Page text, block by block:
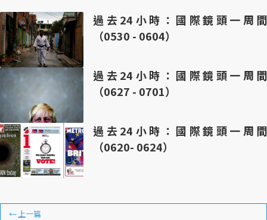
過去24小時：國際鏡頭一周間
（0530 - 0604）
過去24小時：國際鏡頭一周間
（0627 - 0701）
過去24小時：國際鏡頭一周間
（0620- 0624）
←上一篇